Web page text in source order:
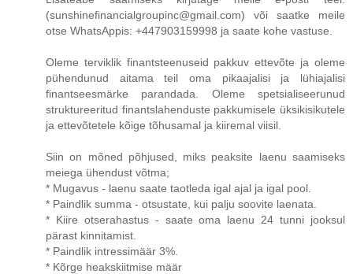
(sunshinefinancialgroupinc@gmail.com) või saatke meile
otse WhatsAppis: +447903159998 ja saate kohe vastuse.
Oleme terviklik finantsteenuseid pakkuv ettevõte ja oleme
pühendunud aitama teil oma pikaajalisi ja lühiajalisi
finantseesmärke parandada. Oleme spetsialiseerunud
struktureeritud finantslahenduste pakkumisele üksikisikutele
ja ettevõtetele kõige tõhusamal ja kiiremal viisil.
Siin on mõned põhjused, miks peaksite laenu saamiseks
meiega ühendust võtma;
* Mugavus - laenu saate taotleda igal ajal ja igal pool.
* Paindlik summa - otsustate, kui palju soovite laenata.
* Kiire otserahastus - saate oma laenu 24 tunni jooksul
pärast kinnitamist.
* Paindlik intressimäär 3%.
* Kõrge heakskiitmise määr